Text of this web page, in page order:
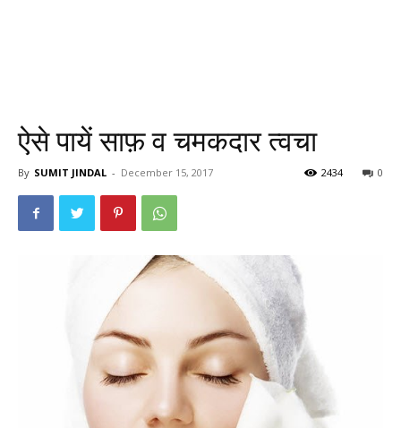
ऐसे पायें साफ़ व चमकदार त्वचा
By SUMIT JINDAL - December 15, 2017 0
2434